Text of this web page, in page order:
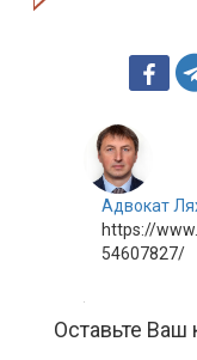
Адвокат
https://
54607827/
Оставьте Ваш